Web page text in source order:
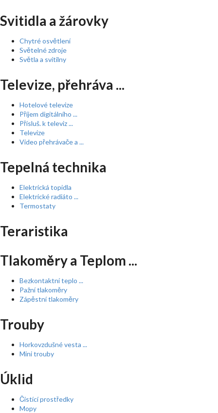
Svitidla a žárovky
Chytré osvětlení
Světelné zdroje
Světla a svítilny
Televize, přehráva ...
Hotelové televize
Příjem digitálního ...
Přísluš. k televiz ...
Televize
Video přehrávače a ...
Tepelná technika
Elektrická topidla
Elektrické radiáto ...
Termostaty
Teraristika
Tlakoměry a Teplom ...
Bezkontaktní teplo ...
Pažní tlakoměry
Zápěstní tlakoměry
Trouby
Horkovzdušné vesta ...
Mini trouby
Úklid
Čistící prostředky
Mopy